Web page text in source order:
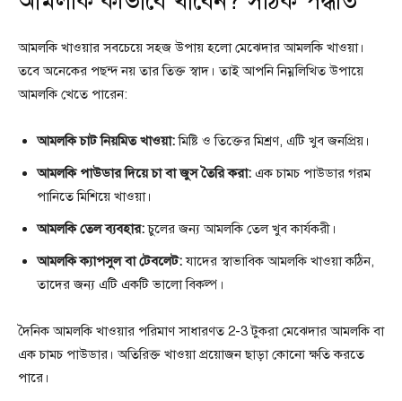
আমলকি খাওয়ার সবচেয়ে সহজ উপায় হলো মেঝেদার আমলকি খাওয়া।
তবে অনেকের পছন্দ নয় তার তিক্ত স্বাদ। তাই আপনি নিম্নলিখিত উপায়ে
আমলকি খেতে পারেন:
আমলকি চাট নিয়মিত খাওয়া:মিষ্টি ও তিক্তের মিশ্রণ, এটি খুব জনপ্রিয়।
আমলকি পাউডার দিয়ে চা বা জুস তৈরি করা: এক চামচ পাউডার গরম
পানিতে মিশিয়ে খাওয়া।
আমলকি তেল ব্যবহার:চুলের জন্য আমলকি তেল খুব কার্যকরী।
আমলকি ক্যাপসুল বা টেবলেট:যাদের স্বাভাবিক আমলকি খাওয়া কঠিন,
তাদের জন্য এটি একটি ভালো বিকল্প।
দৈনিক আমলকি খাওয়ার পরিমাণ সাধারণত 2-3 টুকরা মেঝেদার আমলকি বা
এক চামচ পাউডার। অতিরিক্ত খাওয়া প্রয়োজন ছাড়া কোনো ক্ষতি করতে
পারে।